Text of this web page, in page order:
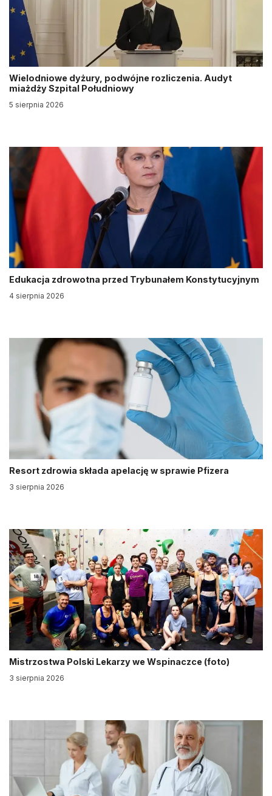
Wielodniowe dyżury, podwójne rozliczenia. Audyt
miażdży Szpital Południowy
5 sierpnia 2026
Edukacja zdrowotna przed Trybunałem Konstytucyjnym
4 sierpnia 2026
Resort zdrowia składa apelację w sprawie Pfizera
3 sierpnia 2026
Mistrzostwa Polski Lekarzy we Wspinaczce (foto)
3 sierpnia 2026